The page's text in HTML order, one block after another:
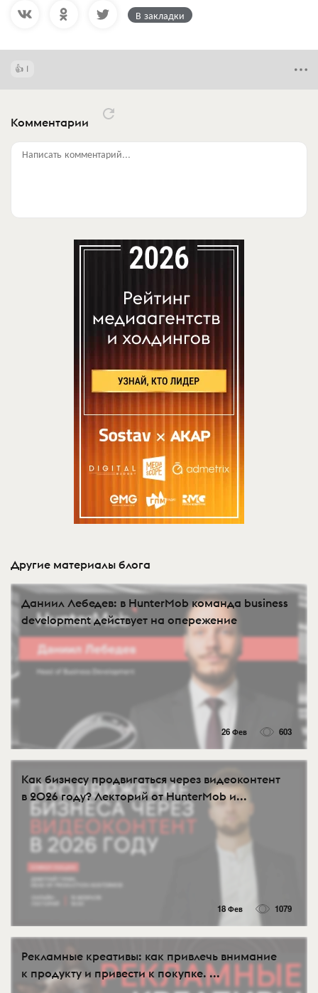
В закладки
1
Комментарии
Написать комментарий...
Другие материалы блога
Даниил Лебедев: в HunterMob команда business
development действует на опережение
26 Фев 603
Как бизнесу продвигаться через видеоконтент
в 2026 году? Лекторий от HunterMob и...
18 Фев 1079
Рекламные креативы: как привлечь внимание
к продукту и привести к покупке. ...